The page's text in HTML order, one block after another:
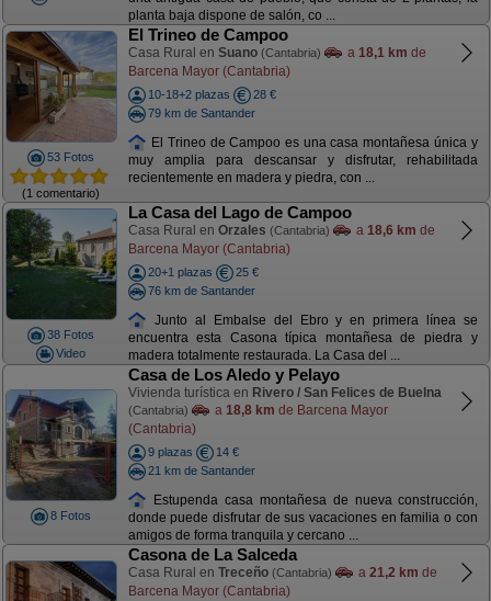
planta baja dispone de salón, co ...
53 Fotos
(1 comentario)
El Trineo de Campoo
Casa Rural en Suano (Cantabria) a 18,1 km de
Barcena Mayor (Cantabria)
10-18+2 plazas
28 €
79 km de Santander
El Trineo de Campoo es una casa montañesa única y
muy amplia para descansar y disfrutar, rehabilitada
recientemente en madera y piedra, con ...
38 Fotos
Video
La Casa del Lago de Campoo
Casa Rural en Orzales (Cantabria) a 18,6 km de
Barcena Mayor (Cantabria)
20+1 plazas
25 €
76 km de Santander
Junto al Embalse del Ebro y en primera línea se
encuentra esta Casona típica montañesa de piedra y
madera totalmente restaurada. La Casa del ...
8 Fotos
Casa de Los Aledo y Pelayo
Vivienda turística en Rivero / San Felices de Buelna
(Cantabria) a 18,8 km de Barcena Mayor
(Cantabria)
9 plazas
14 €
21 km de Santander
Estupenda casa montañesa de nueva construcción,
donde puede disfrutar de sus vacaciones en familia o con
amigos de forma tranquila y cercano ...
Casona de La Salceda
Casa Rural en Treceño (Cantabria) a 21,2 km de
Barcena Mayor (Cantabria)